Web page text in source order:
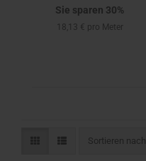
Sie sparen 30%
18,13 € pro Meter
Sortieren nach